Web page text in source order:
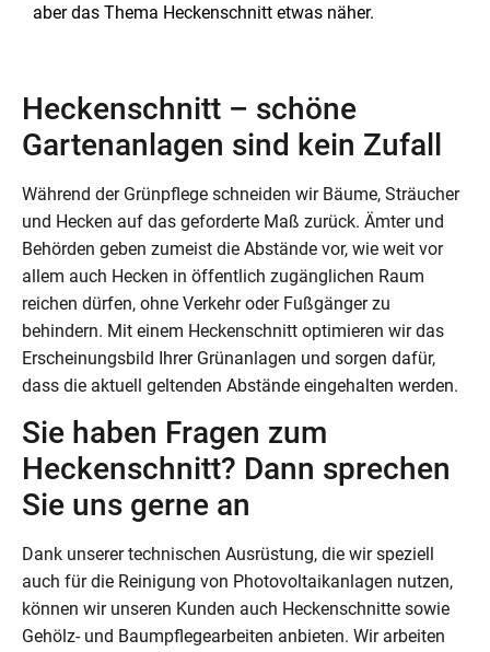
aber das Thema Heckenschnitt etwas näher.
Heckenschnitt – schöne
Gartenanlagen sind kein Zufall
Während der Grünpflege schneiden wir Bäume, Sträucher
und Hecken auf das geforderte Maß zurück. Ämter und
Behörden geben zumeist die Abstände vor, wie weit vor
allem auch Hecken in öffentlich zugänglichen Raum
reichen dürfen, ohne Verkehr oder Fußgänger zu
behindern. Mit einem Heckenschnitt optimieren wir das
Erscheinungsbild Ihrer Grünanlagen und sorgen dafür,
dass die aktuell geltenden Abstände eingehalten werden.
Sie haben Fragen zum
Heckenschnitt? Dann sprechen
Sie uns gerne an
Dank unserer technischen Ausrüstung, die wir speziell
auch für die Reinigung von Photovoltaikanlagen nutzen,
können wir unseren Kunden auch Heckenschnitte sowie
Gehölz- und Baumpflegearbeiten anbieten. Wir arbeiten